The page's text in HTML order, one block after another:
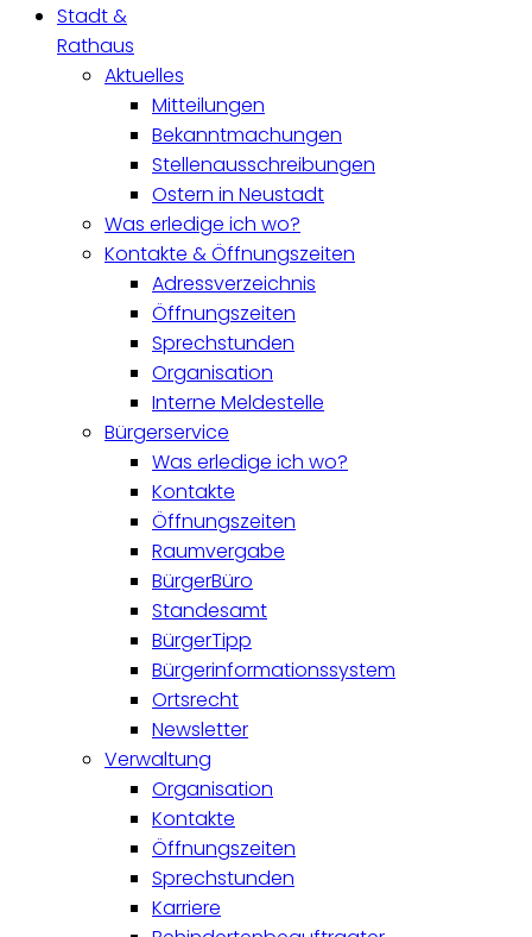
Stadt &
Rathaus
Aktuelles
Mitteilungen
Bekanntmachungen
Stellenausschreibungen
Ostern in Neustadt
Was erledige ich wo?
Kontakte & Öffnungszeiten
Adressverzeichnis
Öffnungszeiten
Sprechstunden
Organisation
Interne Meldestelle
Bürgerservice
Was erledige ich wo?
Kontakte
Öffnungszeiten
Raumvergabe
BürgerBüro
Standesamt
BürgerTipp
Bürgerinformationssystem
Ortsrecht
Newsletter
Verwaltung
Organisation
Kontakte
Öffnungszeiten
Sprechstunden
Karriere